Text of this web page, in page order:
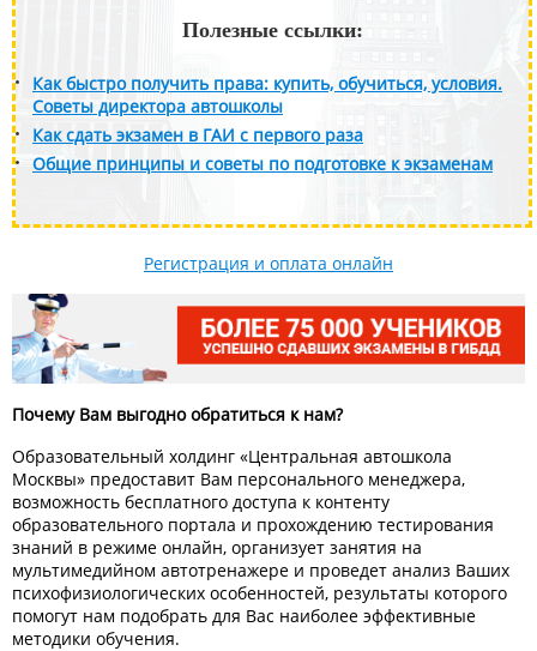
Полезные ссылки:
Как быстро получить права: купить, обучиться, условия.
Советы директора автошколы
Как сдать экзамен в ГАИ с первого раза
Общие принципы и советы по подготовке к экзаменам
Регистрация и оплата онлайн
Почему Вам выгодно обратиться к нам?
Образовательный холдинг «Центральная автошкола
Москвы» предоставит Вам персонального менеджера,
возможность бесплатного доступа к контенту
образовательного портала и прохождению тестирования
знаний в режиме онлайн, организует занятия на
мультимедийном автотренажере и проведет анализ Ваших
психофизиологических особенностей, результаты которого
помогут нам подобрать для Вас наиболее эффективные
методики обучения.